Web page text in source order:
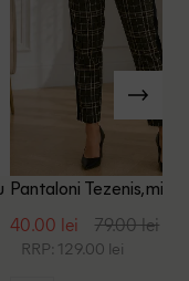
Pantaloni Tezenis, mix
40.00 lei 79.00 lei
RRP: 129.00 lei